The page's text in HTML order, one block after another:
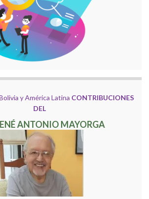
y América Latina CONTRIBUCIONES
DEL
ANTONIO MAYORGA